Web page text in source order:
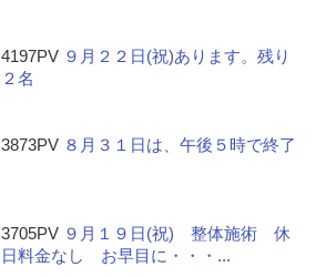
4197PV ９月２２日(祝)あります。残り
２名
3873PV ８月３１日は、午後５時で終了
3705PV ９月１９日(祝) 整体施術 休
日料金なし お早目に・・・...